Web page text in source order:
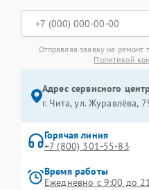
Отправляя заявку на ремонт
Политикой
Адрес сервисного
г. Чита, ул. Журавлёва,
Горячая линия
+7 (800) 301-55-83
Время работы
Ежедневно с 9:00 до